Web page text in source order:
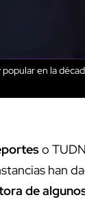
en la
o
han
de